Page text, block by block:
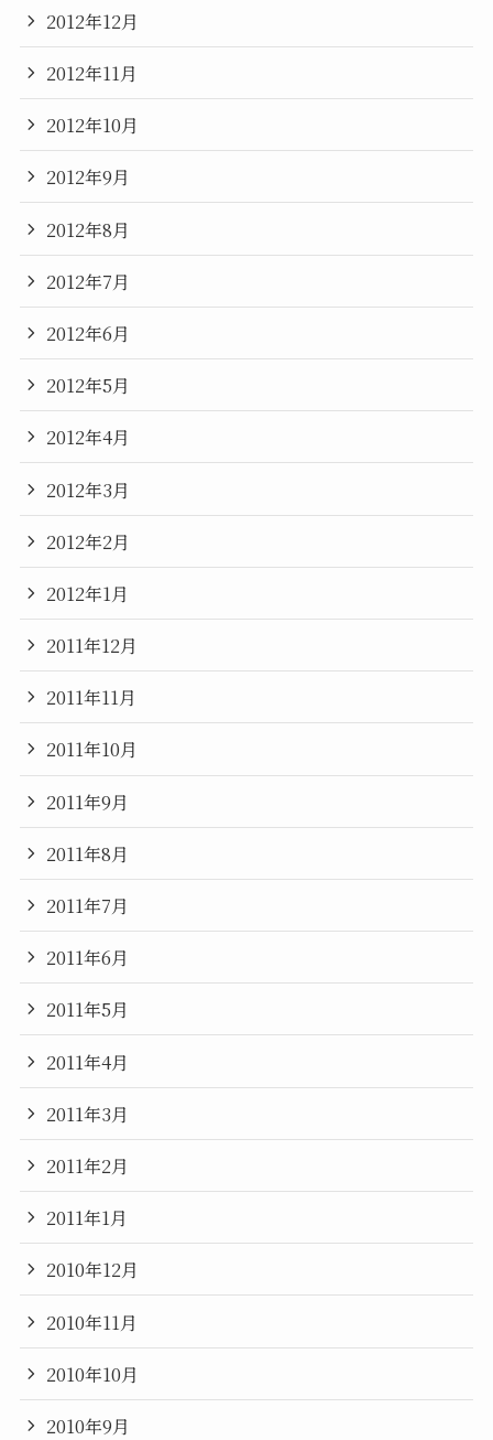
2012年12月
2012年11月
2012年10月
2012年9月
2012年8月
2012年7月
2012年6月
2012年5月
2012年4月
2012年3月
2012年2月
2012年1月
2011年12月
2011年11月
2011年10月
2011年9月
2011年8月
2011年7月
2011年6月
2011年5月
2011年4月
2011年3月
2011年2月
2011年1月
2010年12月
2010年11月
2010年10月
2010年9月